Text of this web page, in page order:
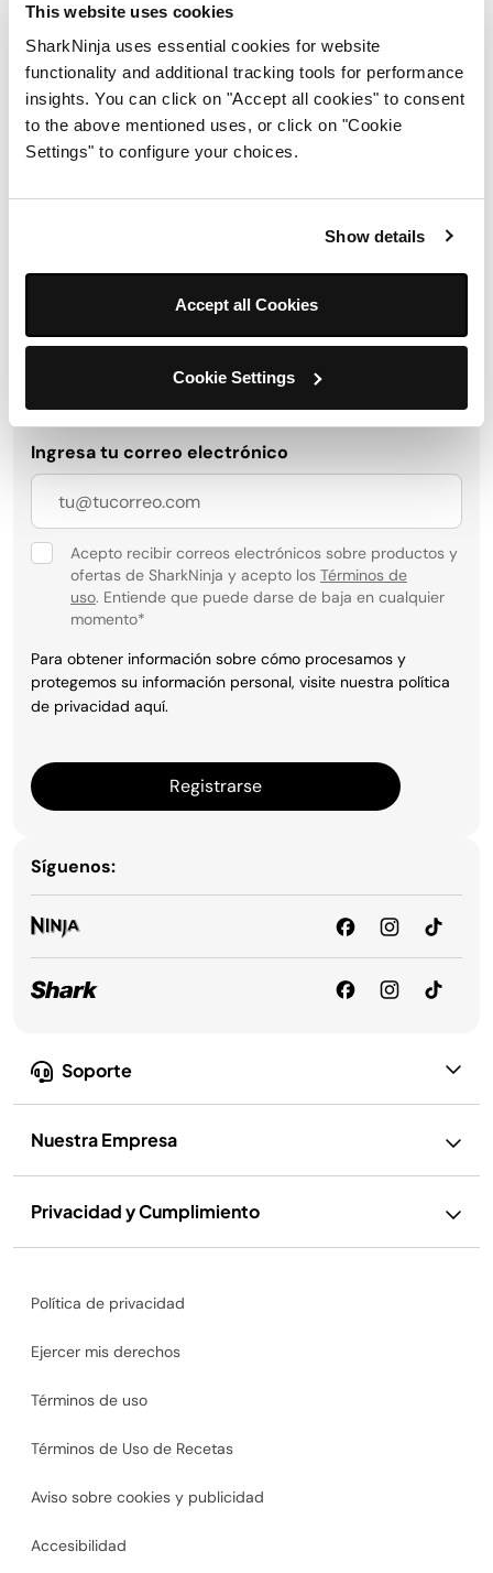
This website uses cookies
SharkNinja uses essential cookies for website
functionality and additional tracking tools for performance
insights. You can click on "Accept all cookies" to consent
to the above mentioned uses, or click on "Cookie
Settings" to configure your choices.
Show details
Accept all Cookies
Cookie Settings
您的同意
点击“同意” 即表示您同意将招聘过程中收集的个人信息
传输至 SharkNinja 的海外关联公司及 SaaS 服务提供商
并由其存储。
您也有权拒绝。如果您不同意，SharkNinja 可能无法评
的申请所需的必要信息。
Soporte
Nuestra Empresa
Privacidad y Cumplimiento
Obtén 10 % de descuento al
registrarte para recibir
actualizaciones y ofertas de
SharkNinja.
Ingresa tu correo electrónico
Acepto recibir correos electrónicos sobre productos y
ofertas de SharkNinja y acepto los Términos de
uso. Entiende que puede darse de baja en cualquier
momento*
Para obtener información sobre cómo procesamos y
protegemos su información personal, visite nuestra política
de privacidad aquí.
Registrarse
Síguenos:
Política de privacidad
Ejercer mis derechos
Términos de uso
Términos de Uso de Recetas
Aviso sobre cookies y publicidad
Accesibilidad